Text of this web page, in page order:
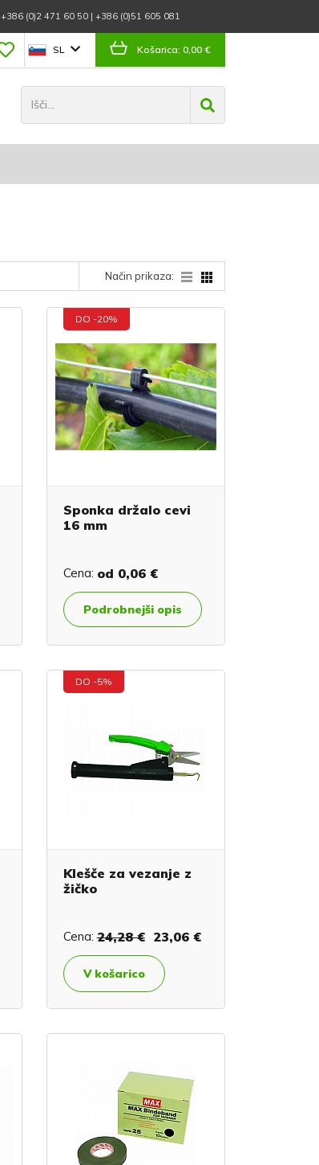
+386 (0)2 471 60 50 | +386 (0)51 605 081
SL Košarica: 0,00 €
Način prikaza:
DO -20%
Sponka držalo cevi
16 mm
Cena: od 0,06 €
Podrobnejši opis
DO -5%
Klešče za vezanje z
žičko
Cena: 24,28 € 23,06 €
V košarico